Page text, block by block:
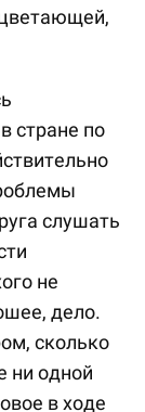
стране по
слушать
не
дело.
сколько
ни одной
в ходе